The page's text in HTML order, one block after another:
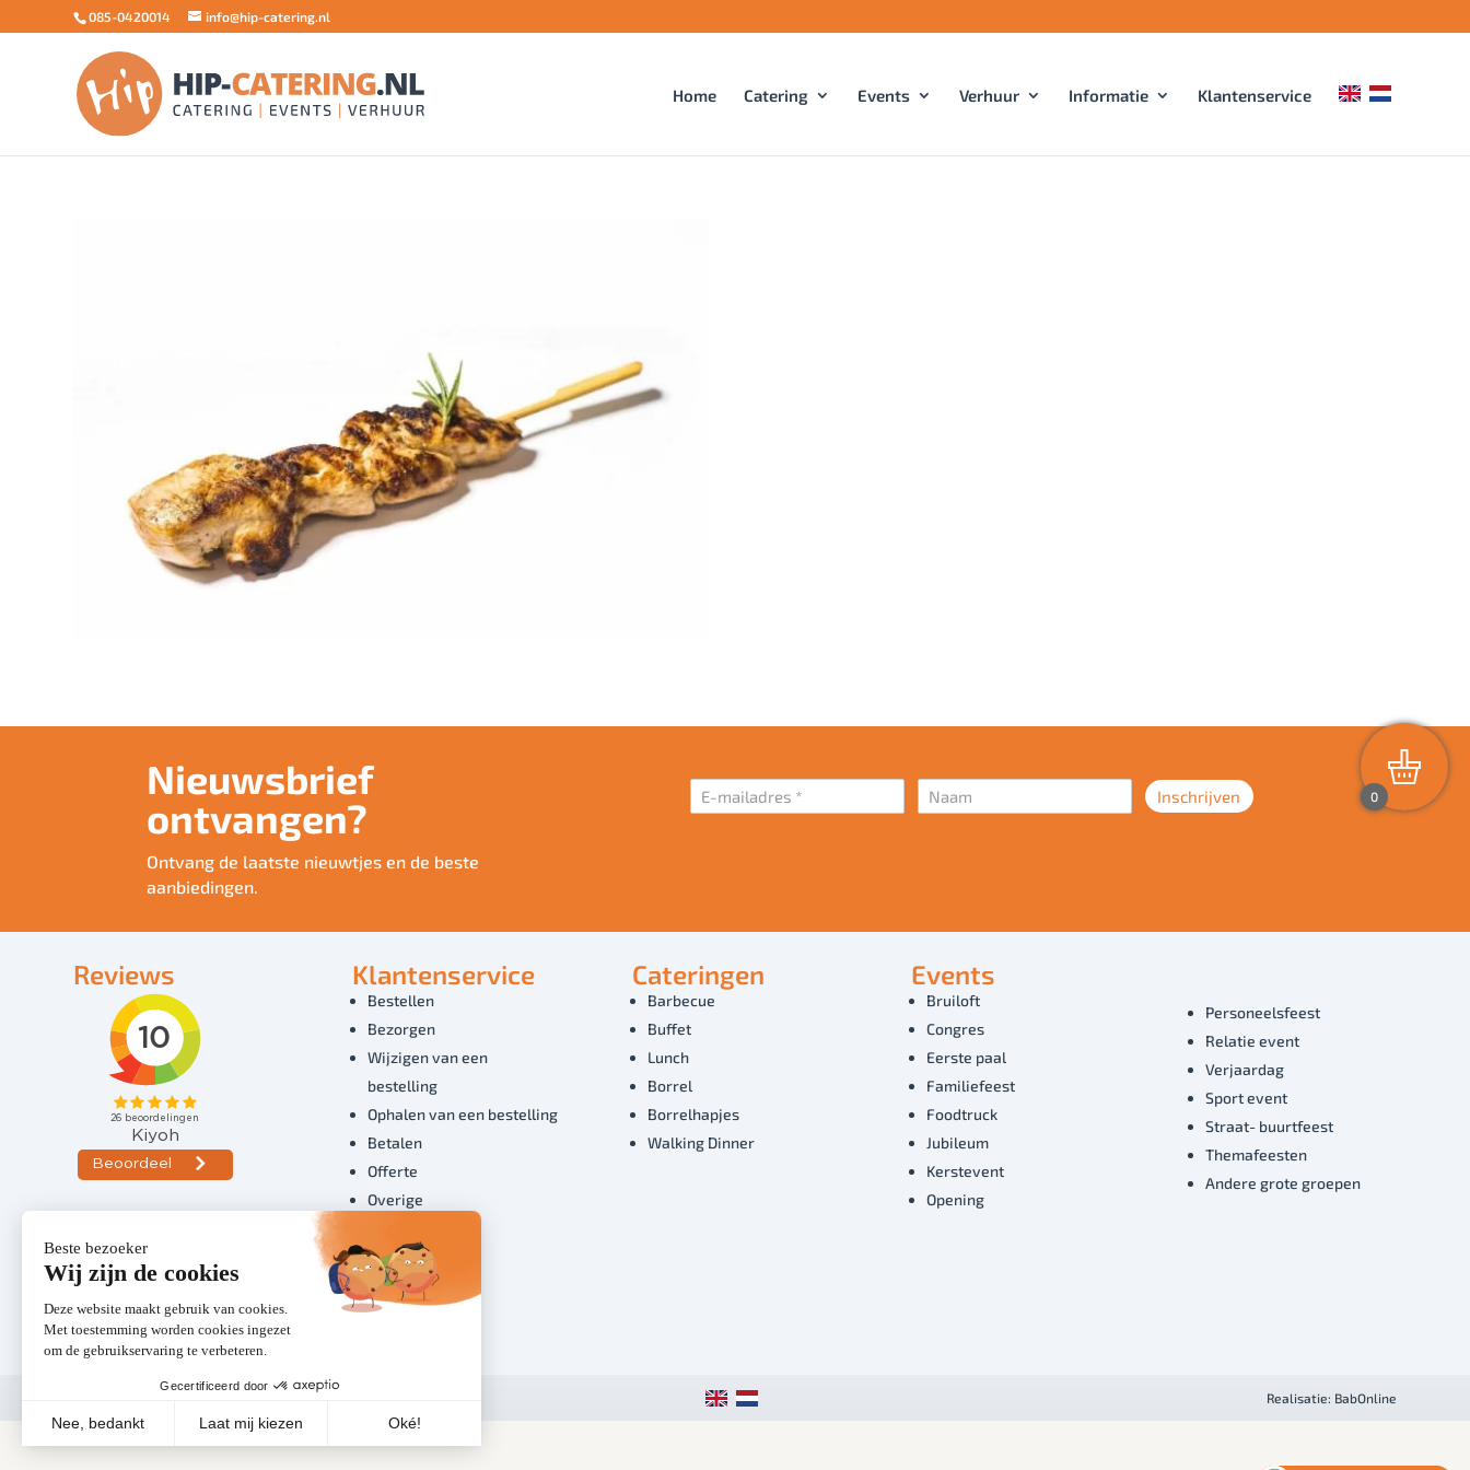
085-0420014 info@hip-catering.nl
Home Catering Events Verhuur Informatie Klantenservice
Nieuwsbrief
ontvangen?
Ontvang de laatste nieuwtjes en de beste
aanbiedingen.
Inschrijven
Reviews Klantenservice
Bestellen
Bezorgen
Wijzigen van een
bestelling
Ophalen van een bestelling
Betalen
Offerte
Overige
Volg ons
Cateringen
Barbecue
Buffet
Lunch
Borrel
Borrelhapjes
Walking Dinner
Events
Bruiloft
Congres
Eerste paal
Familiefeest
Foodtruck
Jubileum
Kerstevent
Opening
Personeelsfeest
Relatie event
Verjaardag
Sport event
Straat- buurtfeest
Themafeesten
Andere grote groepen
Realisatie: BabOnline
0